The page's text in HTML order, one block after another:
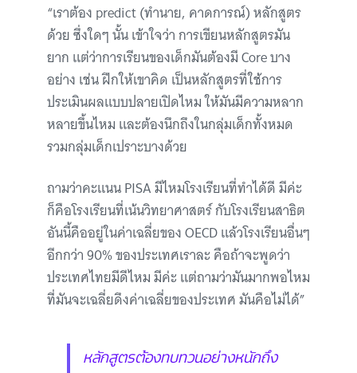
“เราต้อง predict (ทำนาย, คาดการณ์) หลักสูตร
ด้วย ซึ่งใดๆ นั้น เข้าใจว่า การเขียนหลักสูตรมัน
ยาก แต่ว่าการเรียนของเด็กมันต้องมี Core บาง
อย่าง เช่น ฝึกให้เขาคิด เป็นหลักสูตรที่ใช้การ
ประเมินผลแบบปลายเปิดไหม ให้มันมีความหลาก
หลายขึ้นไหม และต้องนึกถึงในกลุ่มเด็กทั้งหมด
รวมกลุ่มเด็กเปราะบางด้วย
ถามว่าคะแนน PISA มีไหมโรงเรียนที่ทำได้ดี มีค่ะ
ก็คือโรงเรียนที่เน้นวิทยาศาสตร์ กับโรงเรียนสาธิต
อันนี้คืออยู่ในค่าเฉลี่ยของ OECD แล้วโรงเรียนอื่นๆ
อีกกว่า 90% ของประเทศเราละ คือถ้าจะพูดว่า
ประเทศไทยมีดีไหม มีค่ะ แต่ถามว่ามันมากพอไหม
ที่มันจะเฉลี่ยดึงค่าเฉลี่ยของประเทศ มันคือไม่ได้”
หลักสูตรต้องทบทวนอย่างหนักถึง